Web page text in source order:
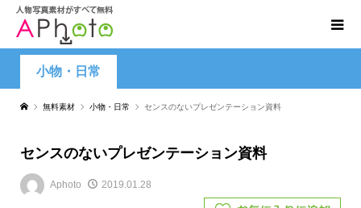
小物・日常
無料素材 小物・日常 センスのないプレゼンテーション資料
センスのないプレゼンテーション資料
Aphoto 2019.01.28